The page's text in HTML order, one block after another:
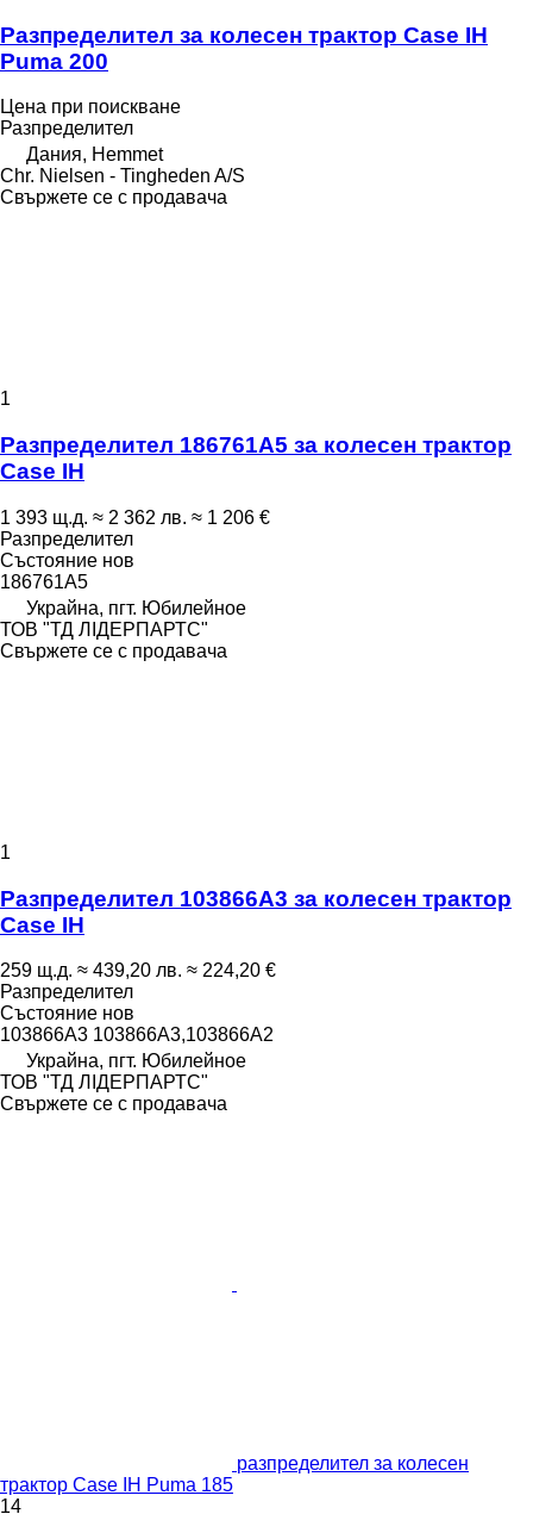
Разпределител за колесен трактор Case IH
Puma 200
Цена при поискване
Разпределител
Дания, Hemmet
Chr. Nielsen - Tingheden A/S
Свържете се с продавача
1
Разпределител 186761A5 за колесен трактор
Case IH
1 393 щ.д. ≈ 2 362 лв. ≈ 1 206 €
Разпределител
Състояние нов
186761A5
Украйна, пгт. Юбилейное
ТОВ "ТД ЛІДЕРПАРТС"
Свържете се с продавача
1
Разпределител 103866A3 за колесен трактор
Case IH
259 щ.д. ≈ 439,20 лв. ≈ 224,20 €
Разпределител
Състояние нов
103866A3 103866A3,103866A2
Украйна, пгт. Юбилейное
ТОВ "ТД ЛІДЕРПАРТС"
Свържете се с продавача
разпределител за колесен
трактор Case IH Puma 185
14